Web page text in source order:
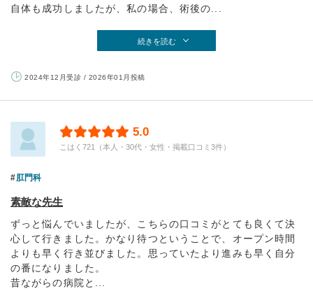
自体も成功しましたが、私の場合、術後の...
続きを読む
2024年12月受診 / 2026年01月投稿
5.0
こはく721（本人・30代・女性・掲載口コミ3件）
肛門科
素敵な先生
ずっと悩んでいましたが、こちらの口コミがとても良くて決
心して行きました。かなり待つということで、オープン時間
よりも早く行き並びました。思っていたより進みも早く自分
の番になりました。
昔ながらの病院と...